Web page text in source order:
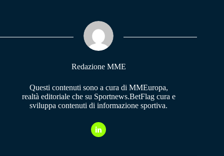
pp m
Redazione MME
Questi contenuti sono a cura di MMEuropa,
realtà editoriale che su Sportnews.BetFlag cura e
sviluppa contenuti di informazione sportiva.